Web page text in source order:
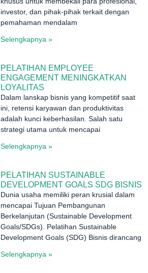
investor, dan pihak-pihak terkait dengan
pemahaman mendalam
Selengkapnya »
PELATIHAN EMPLOYEE
ENGAGEMENT MENINGKATKAN
LOYALITAS
Dalam lanskap bisnis yang kompetitif saat
ini, retensi karyawan dan produktivitas
adalah kunci keberhasilan. Salah satu
strategi utama untuk mencapai
Selengkapnya »
PELATIHAN SUSTAINABLE
DEVELOPMENT GOALS SDG BISNIS
Dunia usaha memiliki peran krusial dalam
mencapai Tujuan Pembangunan
Berkelanjutan (Sustainable Development
Goals/SDGs). Pelatihan Sustainable
Development Goals (SDG) Bisnis dirancang
Selengkapnya »